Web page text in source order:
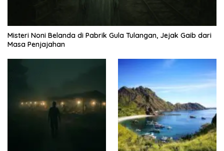
Misteri Noni Belanda di Pabrik Gula Tulangan, Jejak Gaib dari
Masa Penjajahan